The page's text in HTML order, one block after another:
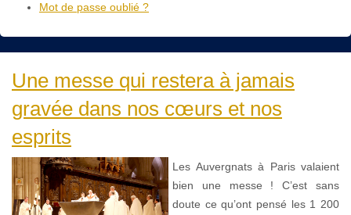
Mot de passe oublié ?
Une messe qui restera à jamais
gravée dans nos cœurs et nos
esprits
Les Auvergnats à Paris valaient
bien une messe ! C’est sans
doute ce qu’ont pensé les 1 200